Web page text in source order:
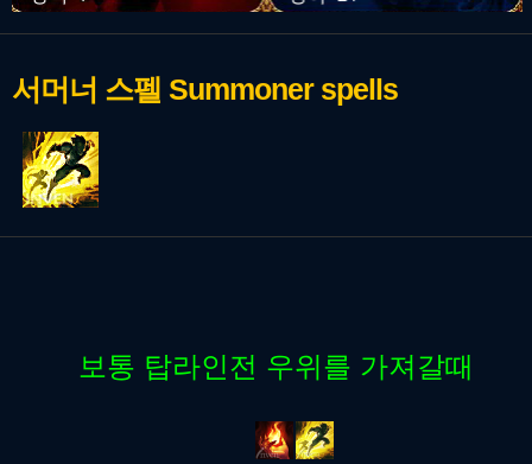
서머너 스펠 Summoner spells
보통 탑라인전 우위를 가져갈때